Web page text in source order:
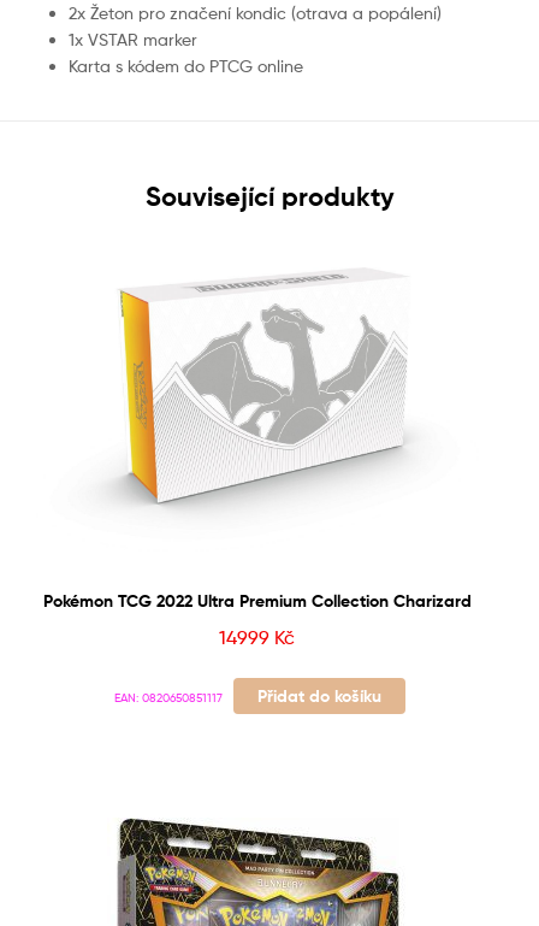
2x Žeton pro značení kondic (otrava a popálení)
1x VSTAR marker
Karta s kódem do PTCG online
Související produkty
Pokémon TCG 2022 Ultra Premium Collection Charizard
14999 Kč
EAN: 0820650851117 Přidat do košíku